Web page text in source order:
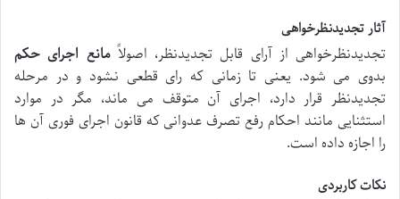
آثار تجدیدنظرخواهی
تجدیدنظرخواهی از آرای قابل تجدیدنظر، اصولاًمانع اجرای حکم
بدوی می شود. یعنی تا زمانی که رای قطعی نشود و در مرحله
تجدیدنظر قرار دارد، اجرای آن متوقف می ماند، مگر در موارد
استثنایی مانند احکام رفع تصرف عدوانی که قانون اجرای فوری آن ها
را اجازه داده است.
نکات کاربردی